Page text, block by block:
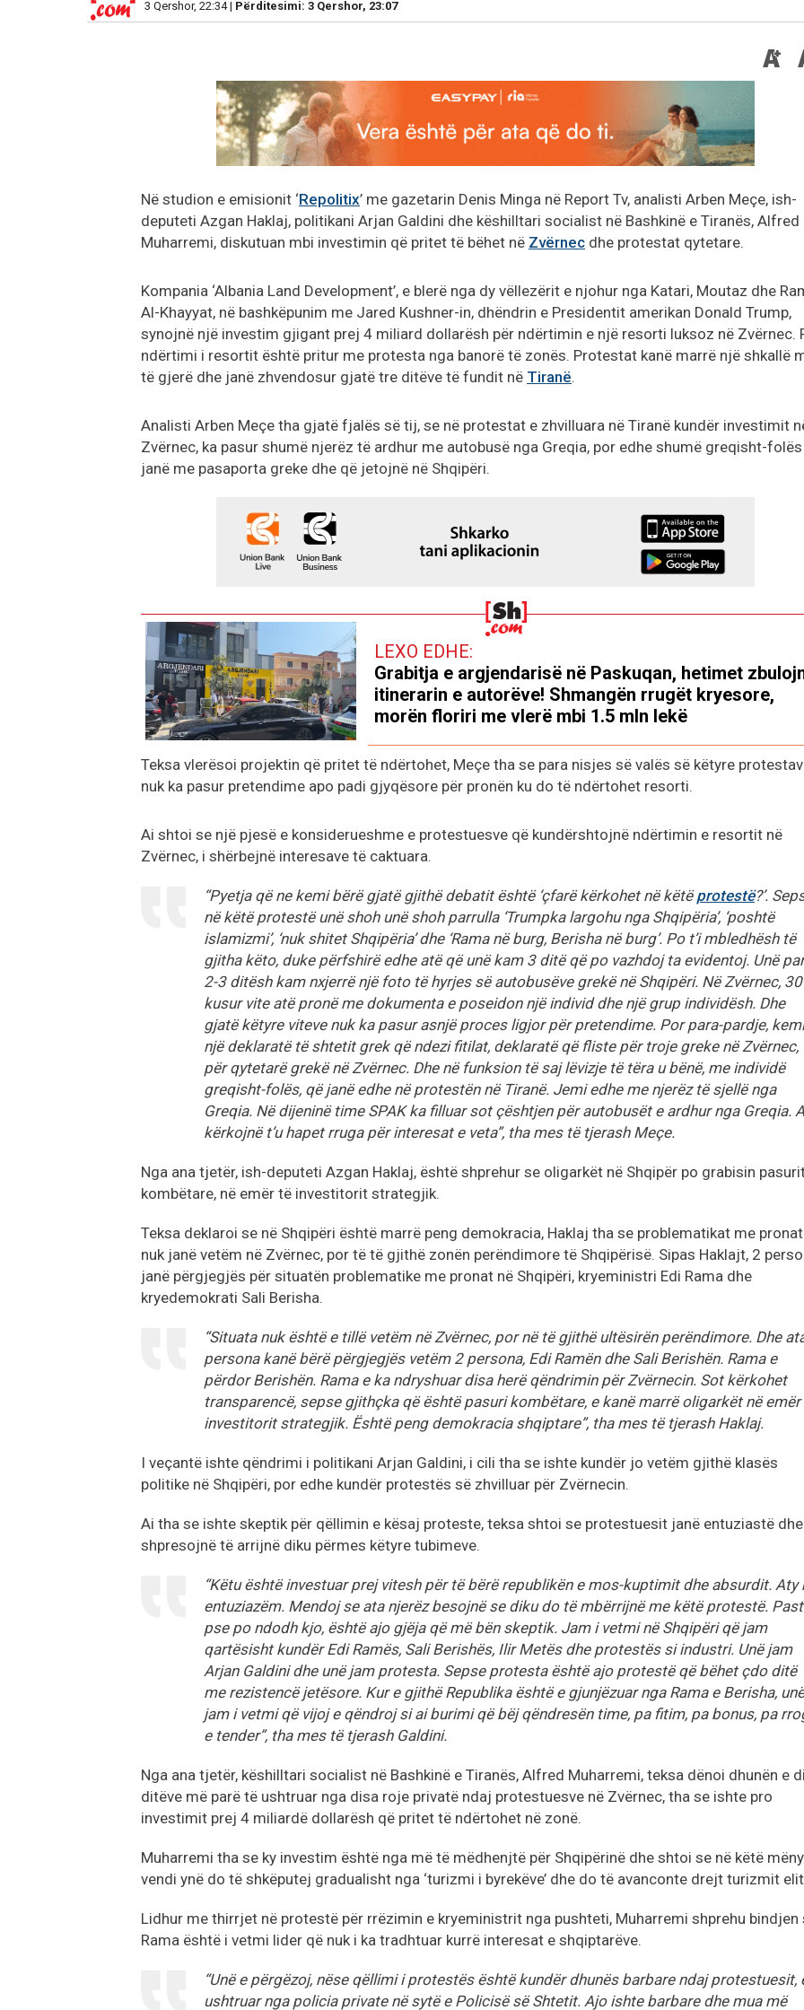
3 Qershor, 22:34 | Përditesimi: 3 Qershor, 23:07
Në studion e emisionit ‘Repolitix’ me gazetarin Denis Minga në Report Tv, analisti Arben Meçe, ish-
deputeti Azgan Haklaj, politikani Arjan Galdini dhe këshilltari socialist në Bashkinë e Tiranës, Alfred
Muharremi, diskutuan mbi investimin që pritet të bëhet në Zvërnec dhe protestat qytetare.
Kompania ‘Albania Land Development’, e blerë nga dy vëllezërit e njohur nga Katari, Moutaz dhe
Al-Khayyat, në bashkëpunim me Jared Kushner-in, dhëndrin e Presidentit amerikan Donald Trump,
synojnë një investim gjigant prej 4 miliard dollarësh për ndërtimin e një resorti luksoz në Zvërnec.
ndërtimi i resortit është pritur me protesta nga banorë të zonës. Protestat kanë marrë një shkallë
të gjerë dhe janë zhvendosur gjatë tre ditëve të fundit në Tiranë.
Analisti Arben Meçe tha gjatë fjalës së tij, se në protestat e zhvilluara në Tiranë kundër investimit
Zvërnec, ka pasur shumë njerëz të ardhur me autobusë nga Greqia, por edhe shumë greqisht-
janë me pasaporta greke dhe që jetojnë në Shqipëri.
LEXO EDHE:
Grabitja e argjendarisë në Paskuqan, hetimet
itinerarin e autorëve! Shmangën rrugët kryesore,
morën floriri me vlerë mbi 1.5 mln lekë
Teksa vlerësoi projektin që pritet të ndërtohet, Meçe tha se para nisjes së valës së këtyre
nuk ka pasur pretendime apo padi gjyqësore për pronën ku do të ndërtohet resorti.
Ai shtoi se një pjesë e konsiderueshme e protestuesve që kundërshtojnë ndërtimin e resortit në
Zvërnec, i shërbejnë interesave të caktuara.
“Pyetja që ne kemi bërë gjatë gjithë debatit është ‘çfarë kërkohet në këtëprotestë?’.
në këtë protestë unë shoh unë shoh parrulla ‘Trumpka largohu nga Shqipëria’, ‘poshtë
islamizmi’, ‘nuk shitet Shqipëria’ dhe ‘Rama në burg, Berisha në burg’. Po t’i mbledhësh të
gjitha këto, duke përfshirë edhe atë që unë kam 3 ditë që po vazhdoj ta evidentoj. Unë
2-3 ditësh kam nxjerrë një foto të hyrjes së autobusëve grekë në Shqipëri. Në Zvërnec,
kusur vite atë pronë me dokumenta e poseidon një individ dhe një grup individësh. Dhe
gjatë këtyre viteve nuk ka pasur asnjë proces ligjor për pretendime. Por para-pardje, kemi
një deklaratë të shtetit grek që ndezi fitilat, deklaratë që fliste për troje greke në Zvërnec,
për qytetarë grekë në Zvërnec. Dhe në funksion të saj lëvizje të tëra u bënë, me individë
greqisht-folës, që janë edhe në protestën në Tiranë. Jemi edhe me njerëz të sjellë nga
Greqia. Në dijeninë time SPAK ka filluar sot çështjen për autobusët e ardhur nga Greqia.
kërkojnë t’u hapet rruga për interesat e veta”, tha mes të tjerash Meçe.
Nga ana tjetër, ish-deputeti Azgan Haklaj, është shprehur se oligarkët në Shqipër po grabisin
kombëtare, në emër të investitorit strategjik.
Teksa deklaroi se në Shqipëri është marrë peng demokracia, Haklaj tha se problematikat me pronat
nuk janë vetëm në Zvërnec, por të të gjithë zonën perëndimore të Shqipërisë. Sipas Haklajt, 2
janë përgjegjës për situatën problematike me pronat në Shqipëri, kryeministri Edi Rama dhe
kryedemokrati Sali Berisha.
“Situata nuk është e tillë vetëm në Zvërnec, por në të gjithë ultësirën perëndimore. Dhe
persona kanë bërë përgjegjës vetëm 2 persona, Edi Ramën dhe Sali Berishën. Rama e
përdor Berishën. Rama e ka ndryshuar disa herë qëndrimin për Zvërnecin. Sot kërkohet
transparencë, sepse gjithçka që është pasuri kombëtare, e kanë marrë oligarkët në emër
investitorit strategjik. Është peng demokracia shqiptare”, tha mes të tjerash Haklaj.
I veçantë ishte qëndrimi i politikani Arjan Galdini, i cili tha se ishte kundër jo vetëm gjithë klasës
politike në Shqipëri, por edhe kundër protestës së zhvilluar për Zvërnecin.
Ai tha se ishte skeptik për qëllimin e kësaj proteste, teksa shtoi se protestuesit janë entuziastë dhe
shpresojnë të arrijnë diku përmes këtyre tubimeve.
“Këtu është investuar prej vitesh për të bërë republikën e mos-kuptimit dhe absurdit. Aty
entuziazëm. Mendoj se ata njerëz besojnë se diku do të mbërrijnë me këtë protestë.
pse po ndodh kjo, është ajo gjëja që më bën skeptik. Jam i vetmi në Shqipëri që jam
qartësisht kundër Edi Ramës, Sali Berishës, Ilir Metës dhe protestës si industri. Unë jam
Arjan Galdini dhe unë jam protesta. Sepse protesta është ajo protestë që bëhet çdo ditë
me rezistencë jetësore. Kur e gjithë Republika është e gjunjëzuar nga Rama e Berisha, unë
jam i vetmi që vijoj e qëndroj si ai burimi që bëj qëndresën time, pa fitim, pa bonus, pa
e tender”, tha mes të tjerash Galdini.
Nga ana tjetër, këshilltari socialist në Bashkinë e Tiranës, Alfred Muharremi, teksa dënoi dhunën e
ditëve më parë të ushtruar nga disa roje privatë ndaj protestuesve në Zvërnec, tha se ishte pro
investimit prej 4 miliardë dollarësh që pritet të ndërtohet në zonë.
Muharremi tha se ky investim është nga më të mëdhenjtë për Shqipërinë dhe shtoi se në këtë
vendi ynë do të shkëputej gradualisht nga ‘turizmi i byrekëve’ dhe do të avanconte drejt turizmit
Lidhur me thirrjet në protestë për rrëzimin e kryeministrit nga pushteti, Muharremi shprehu bindjen
Rama është i vetmi lider që nuk i ka tradhtuar kurrë interesat e shqiptarëve.
“Unë e përgëzoj, nëse qëllimi i protestës është kundër dhunës barbare ndaj protestuesit,
ushtruar nga policia private në sytë e Policisë së Shtetit. Ajo ishte barbare dhe mua më